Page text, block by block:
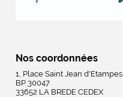
Nos coordonnées
1, Place Saint Jean d'Etampes
BP 30047
33652 LA BREDE CEDEX